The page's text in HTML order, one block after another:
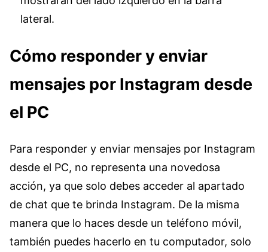
lateral.
Cómo responder y enviar
mensajes por Instagram desde
el PC
Para responder y enviar mensajes por Instagram
desde el PC, no representa una novedosa
acción, ya que solo debes acceder al apartado
de chat que te brinda Instagram. De la misma
manera que lo haces desde un teléfono móvil,
también puedes hacerlo en tu computador, solo